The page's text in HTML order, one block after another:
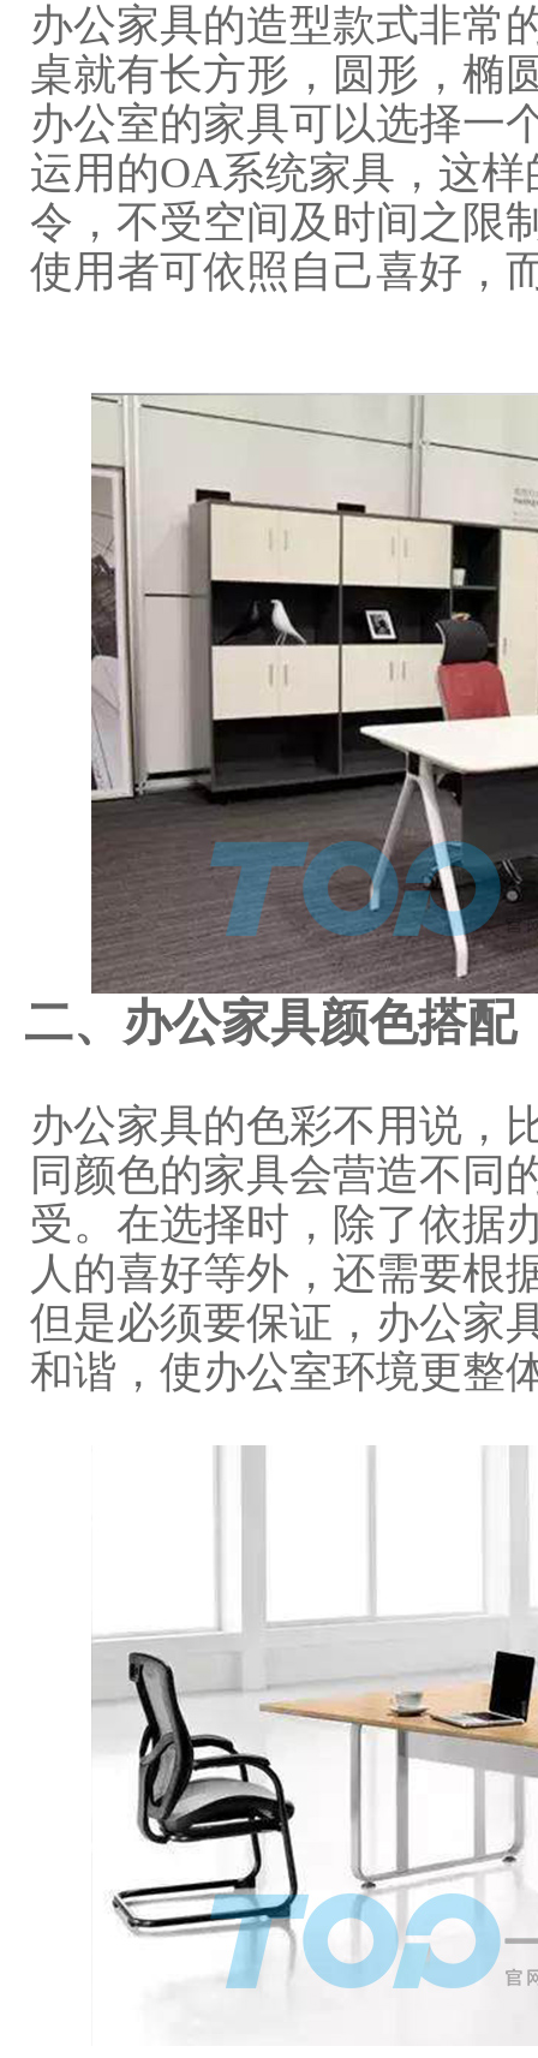
办公家具的造型款式非常
桌就有长方形，圆形，椭
办公室的家具可以选择一
运用的OA系统家具，这
令，不受空间及时间之限
使用者可依照自己喜好，
二、办公家具颜色搭配
办公家具的色彩不用说，
同颜色的家具会营造不同
受。在选择时，除了依据
人的喜好等外，还需要根
但是必须要保证，办公家
和谐，使办公室环境更整